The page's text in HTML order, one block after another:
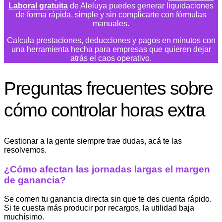
Laboral gratuita de Aleluya puedes generar liquidaciones
de forma rápida, simple y sin complicarte con fórmulas
manuales.
Calcula prestaciones, deducciones y pagos en minutos con
una herramienta hecha para empresas que quieren dejar
atrás el caos operativo.
Preguntas frecuentes sobre
cómo controlar horas extra
Gestionar a la gente siempre trae dudas, acá te las
resolvemos.
¿Cómo afectan las jornadas largas el margen
de ganancia?
Se comen tu ganancia directa sin que te des cuenta rápido.
Si te cuesta más producir por recargos, la utilidad baja
muchísimo.